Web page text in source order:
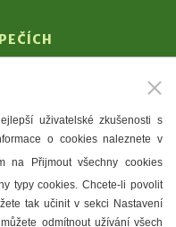
a galerie
uživatelské zkušenosti s
o cookies naleznete v
na Přijmout všechny cookies
typy cookies. Chcete-li povolit
tak učinit v sekci Nastavení
odmítnout užívání všech